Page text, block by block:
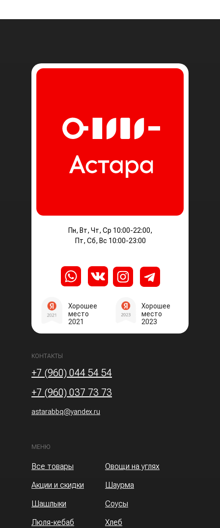
МЕНЮ
Люля-кебаб
Акции и скидки
Шашлыки
Соусы
Шаурма
Овощи на углях
Хлеб
КОНТАКТЫ
Все товары
+7 (960) 044 54 54
+7 (960) 037 73 73
astarabbq@yandex.ru
Хорошее
место
2021
Пн, Вт, Чт, Ср 10:00-22:00,
Пт, Сб, Вс 10:00-23:00
Хорошее
место
2023